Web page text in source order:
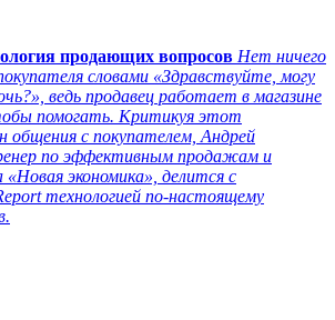
продающих вопросов Нет ничего
словами «Здравствуйте, могу
ведь продавец работает в магазине
помогать. Критикуя этот
общения с покупателем, Андрей
по эффективным продажам и
экономика», делится с
технологией по-настоящему